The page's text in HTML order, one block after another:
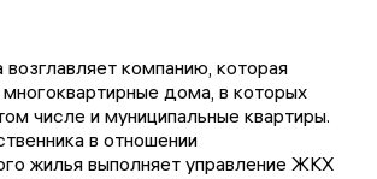
компанию, которая
дома, в которых
числе и муниципальные квартиры.
в отношении
жилья выполняет управление ЖКХ